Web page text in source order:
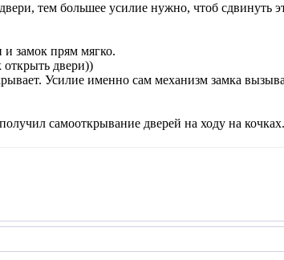
тем большее усилие нужно, чтоб сдвинуть
замок прям мягко.
открыть двери))
Усилие именно сам механизм замка
самооткрывание дверей на ходу на кочках.